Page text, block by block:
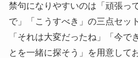
禁句になりやすいのは「頑張っ
で」「こうすべき」の三点セッ
「それは大変だったね」「今で
とを一緒に探そう」を用意して